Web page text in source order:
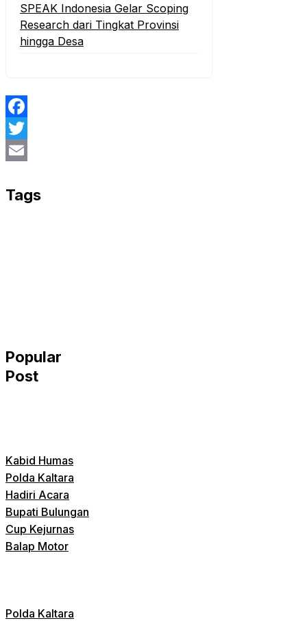
SPEAK Indonesia Gelar Scoping
Research dari Tingkat Provinsi
hingga Desa
Facebook
Twitter
Tags
Popular
Post
Kabid Humas
Polda Kaltara
Hadiri Acara
Bupati Bulungan
Cup Kejurnas
Balap Motor
Polda Kaltara